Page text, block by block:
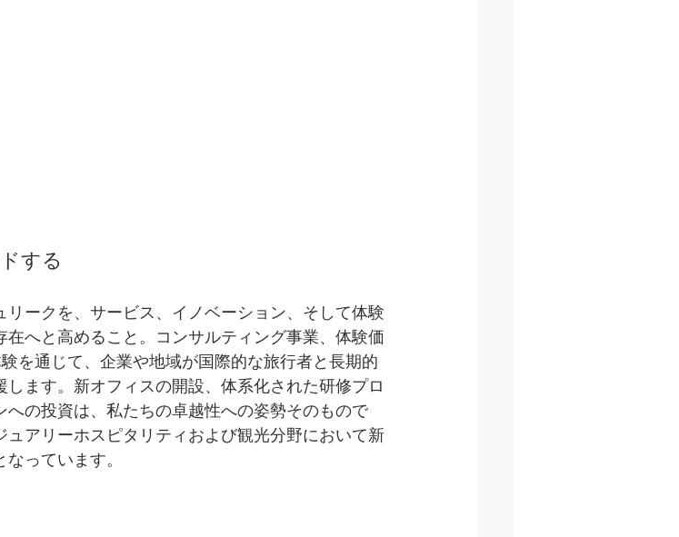
する
ークを、サービス、イノベーション、そして体験
へと高めること。コンサルティング事業、体験価
を通じて、企業や地域が国際的な旅行者と長期的
ます。新オフィスの開設、体系化された研修プロ
の投資は、私たちの卓越性への姿勢そのもので
アリーホスピタリティおよび観光分野において新
っています。